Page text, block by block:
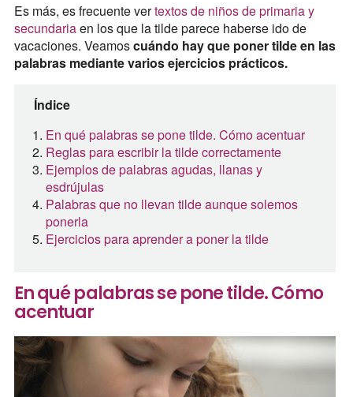
Es más, es frecuente vertextos de niños de primaria y
secundariaen los que la tilde parece haberse ido de
vacaciones. Veamoscuándo hay que poner tilde en las
palabras mediante varios ejercicios prácticos.
Índice
En qué palabras se pone tilde. Cómo acentuar
Reglas para escribir la tilde correctamente
Ejemplos de palabras agudas, llanas y
esdrújulas
Palabras que no llevan tilde aunque solemos
ponerla
Ejercicios para aprender a poner la tilde
En qué palabras se pone tilde. Cómo
acentuar